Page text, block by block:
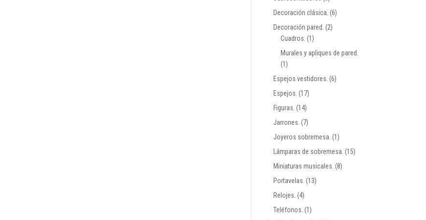
Decoración clásica. (6)
Decoración pared. (2)
Cuadros. (1)
Murales y apliques de pared.
(1)
Espejos vestidores. (6)
Espejos. (17)
Figuras. (14)
Jarrones. (7)
Joyeros sobremesa. (1)
Lámparas de sobremesa. (15)
Miniaturas musicales. (8)
Portavelas. (13)
Relojes. (4)
Teléfonos. (1)